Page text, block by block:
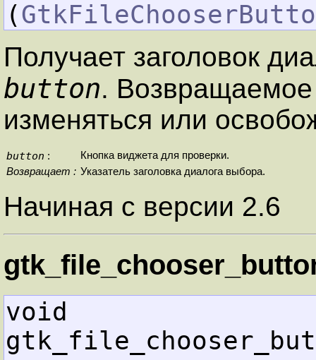
(
Получает заголовок
button.
изменяться или
button :
Кнопка виджета для проверки.
Возвращает : Указатель заголовка диалога выбора.
Начиная с версии 2.6
void